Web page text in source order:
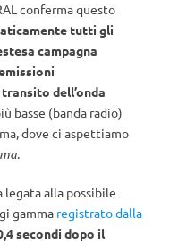
conferma questo
tutti gli
campagna
dell’onda
basse (banda radio)
dove ci aspettiamo
.
legata alla possibile
gamma registrato dalla
secondi dopo il